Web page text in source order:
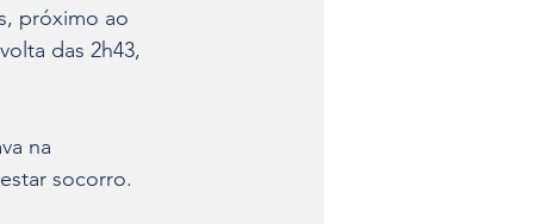
próximo ao
das 2h43,
na
socorro.